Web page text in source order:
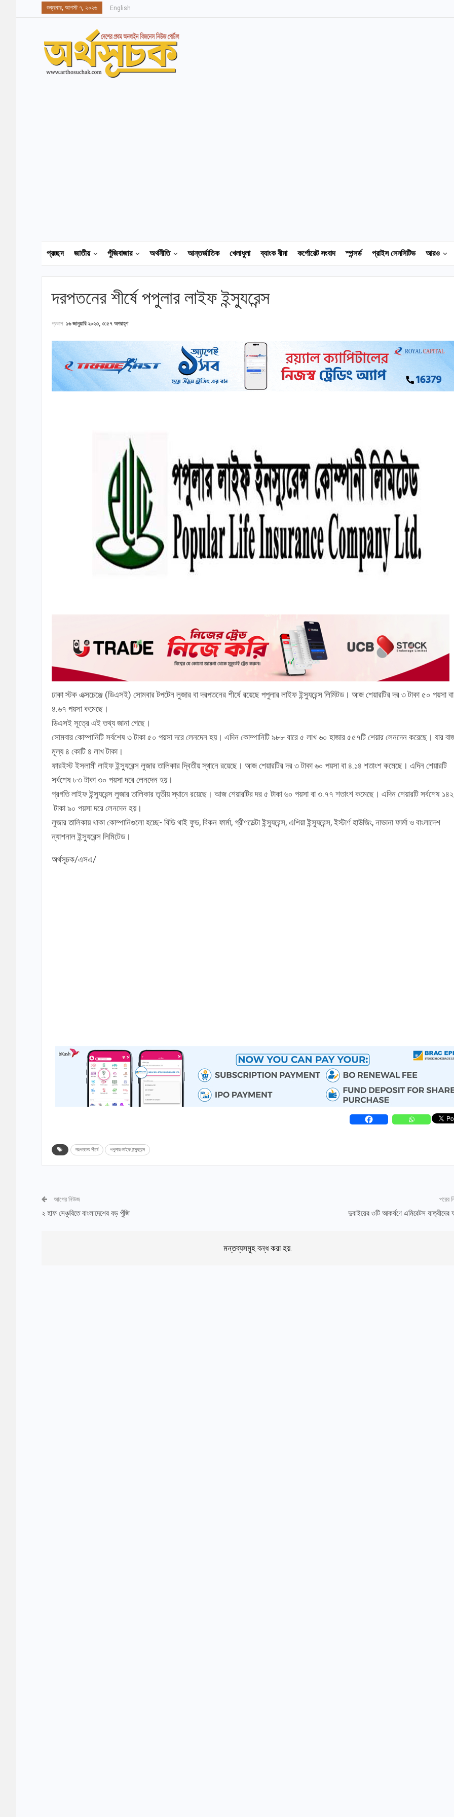
শুক্রবার, আগস্ট ৭, ২০২৬ English
প্রচ্ছদ জাতীয় পুঁজিবাজার অর্থনীতি আন্তর্জাতিক খেলাধুলা ব্যাংক বীমা কর্পোরেট সংবাদ স্পন্সর্ড প্রাইস সেনসিটিভ আরও
দরপতনের শীর্ষে পপুলার লাইফ ইন্স্যুরেন্স
প্রকাশ ১৬ জানুয়ারি ২০২৩, ৩:৫৭ অপরাহ্ণ
ঢাকা স্টক এক্সচেঞ্জে (ডিএসই) সোমবার টপটেন লুজার বা দরপতনের শীর্ষে রয়েছে পপুলার লাইফ ইন্স্যুরেন্স লিমিটড। আজ শেয়ারটির দর ৩ টাকা ৫০ পয়সা বা
৪.৬৭ পয়সা কমেছে।
ডিএসই সূত্রে এই তথ্য জানা গেছে।
সোমবার কোম্পানিটি সর্বশেষ ৩ টাকা ৫০ পয়সা দরে লেনদেন হয়। এদিন কোম্পানিটি ৯৮৮ বারে ৫ লাখ ৬০ হাজার ৫৫৭টি শেয়ার লেনদেন করেছে। যার
মূল্য ৪ কোটি ৪ লাখ টাকা।
ফারইস্ট ইসলামী লাইফ ইন্স্যুরেন্স লুজার তালিকার দ্বিতীয় স্থানে রয়েছে। আজ শেয়ারটির দর ৩ টাকা ৬০ পয়সা বা ৪.১৪ শতাংশ কমেছে। এদিন শেয়ারটি
সর্বশেষ ৮৩ টাকা ৩০ পয়সা দরে লেনদেন হয়।
প্রগতি লাইফ ইন্স্যুরেন্স লুজার তালিকার তৃতীয় স্থানে রয়েছে। আজ শেয়ারটির দর ৫ টাকা ৬০ পয়সা বা ৩.৭৭ শতাংশ কমেছে। এদিন শেয়ারটি সর্বশেষ ১৪২
টাকা ৯০ পয়সা দরে লেনদেন হয়।
লুজার তালিকায় থাকা কোম্পানিগুলো হচ্ছে- বিডি থাই ফুড, বিকন ফার্মা, গ্রীণডেল্টা ইন্স্যুরেন্স, এশিয়া ইন্স্যুরেন্স, ইস্টার্ণ হাউজিং, নাভানা ফার্মা ও বাংলাদেশ
ন্যাশনাল ইন্স্যুরেন্স লিমিটেড।
অর্থসূচক/এসএ/
দরপতনের শীর্ষে পপুলার লাইফ ইন্স্যুরেন্স
আগের নিউজ
২ হাফ সেঞ্চুরিতে বাংলাদেশের বড় পুঁজি
পরের
দুবাইয়ের ৩টি আকর্ষণে এমিরেটস যাত্রীদের
মন্তব্যসমূহ বন্ধ করা হয়.